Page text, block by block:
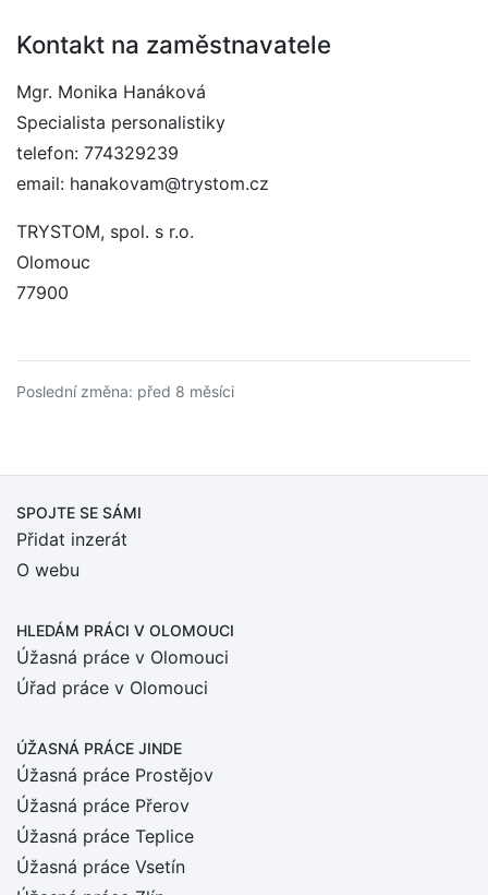
Kontakt na zaměstnavatele
Mgr. Monika Hanáková
Specialista personalistiky
telefon: 774329239
email: hanakovam@trystom.cz
TRYSTOM, spol. s r.o.
Olomouc
77900
Poslední změna: před 8 měsíci
SPOJTE SE SÁMI
Přidat inzerát
O webu
HLEDÁM PRÁCI V OLOMOUCI
Úžasná práce v Olomouci
Úřad práce v Olomouci
ÚŽASNÁ PRÁCE JINDE
Úžasná práce Prostějov
Úžasná práce Přerov
Úžasná práce Teplice
Úžasná práce Vsetín